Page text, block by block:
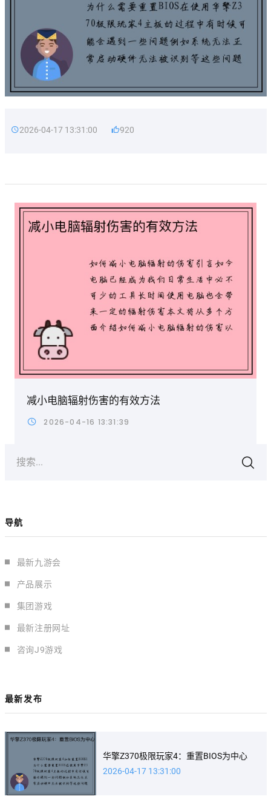
2026-04-17 13:31:00 920
减小电脑辐射伤害的有效方法
2026-04-16 13:31:39
搜索...
导航
最新九游会
产品展示
集团游戏
最新注册网址
咨询J9游戏
最新发布
华擎Z370极限玩家4：重置BIOS为中心
2026-04-17 13:31:00